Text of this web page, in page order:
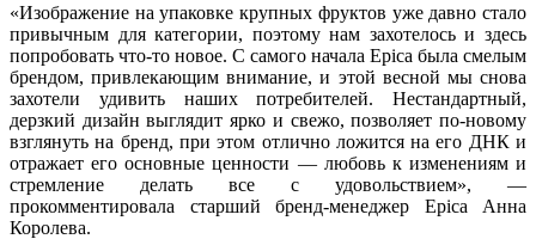
«Изображение на упаковке крупных фруктов уже давно стало
привычным для категории, поэтому нам захотелось и здесь
попробовать что-то новое. С самого начала Epica была смелым
брендом, привлекающим внимание, и этой весной мы снова
захотели удивить наших потребителей. Нестандартный,
дерзкий дизайн выглядит ярко и свежо, позволяет по-новому
взглянуть на бренд, при этом отлично ложится на его ДНК и
отражает его основные ценности — любовь к изменениям и
стремление делать все с удовольствием», —
прокомментировала старший бренд-менеджер Epica Анна
Королева.